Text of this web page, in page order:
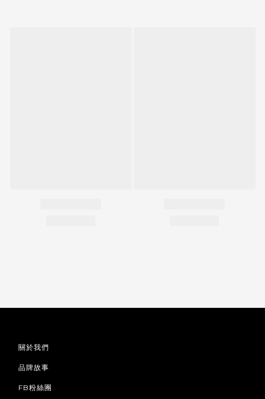
關於我們
品牌故事
FB粉絲團